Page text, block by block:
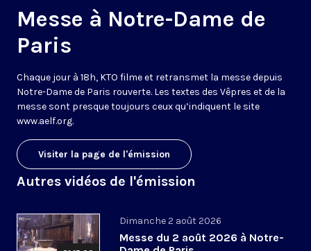
Messe à Notre-Dame de
Paris
Chaque jour à 18h, KTO filme et retransmet la messe depuis
Notre-Dame de Paris rouverte. Les textes des Vêpres et de la
messe sont presque toujours ceux qu’indiquent le site
www.aelf.org.
Visiter la page de l'émission
Autres vidéos de l'émission
Dimanche 2 août 2026
Messe du 2 août 2026 à Notre-